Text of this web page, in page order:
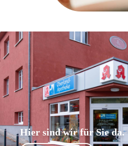
Hier sind wir für Sie da.